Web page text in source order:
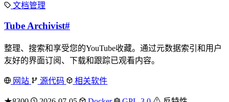
文档管理
Tube Archivist#
整理、搜索和享受您的YouTube收藏。通过元数据索引和用户
友好的界面订阅、下载和跟踪已观看内容。
网站 源代码 相关软件